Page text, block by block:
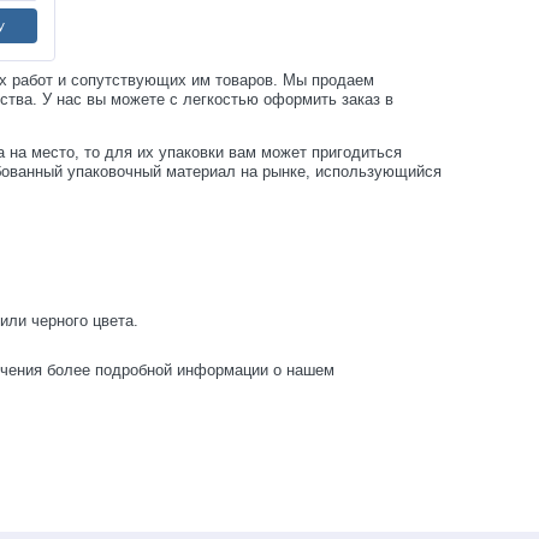
работ и сопутствующих им товаров. Мы продаем
У нас вы можете с легкостью оформить заказ в
место, то для их упаковки вам может пригодиться
упаковочный материал на рынке, использующийся
черного цвета.
более подробной информации о нашем